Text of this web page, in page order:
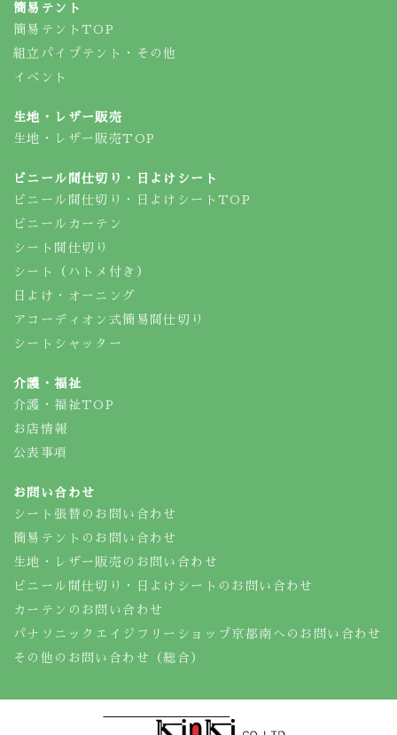
簡易テント
簡易テントTOP
組立パイプテント・その他
イベント
生地・レザー販売
生地・レザー販売TOP
ビニール間仕切り・日よけシート
ビニール間仕切り・日よけシートTOP
ビニールカーテン
シート間仕切り
シート（ハトメ付き）
日よけ・オーニング
アコーディオン式簡易間仕切り
シートシャッター
介護・福祉
介護・福祉TOP
お店情報
公表事項
お問い合わせ
シート張替のお問い合わせ
簡易テントのお問い合わせ
生地・レザー販売のお問い合わせ
ビニール間仕切り・日よけシートのお問い合わせ
カーテンのお問い合わせ
パナソニックエイジフリーショップ京都南へのお問い合わせ
その他のお問い合わせ（総合）